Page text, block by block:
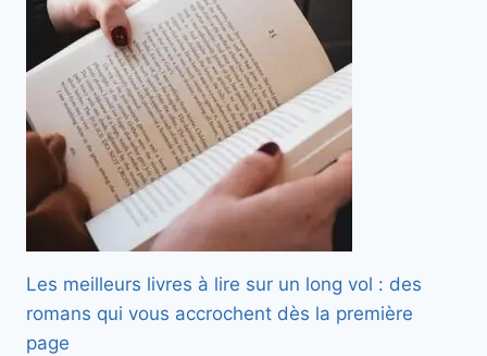
Les meilleurs livres à lire sur un long vol : des
romans qui vous accrochent dès la première
page